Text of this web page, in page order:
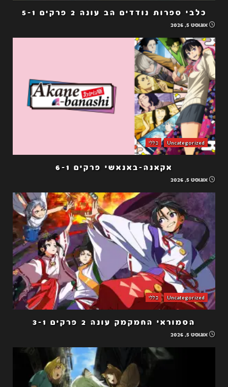
כלבי ספרות נודדים הב עונה 2 פרקים 5-1
אוגוסט 5, 2026
Uncategorized כללי
אקאנה-באנאשי פרקים 6-1
אוגוסט 5, 2026
Uncategorized כללי
הסמוראי החמקמק עונה 2 פרקים 3-1
אוגוסט 5, 2026